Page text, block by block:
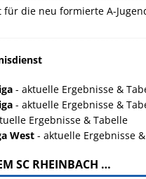
für die neu formierte A-
- aktuelle Ergebnisse &
- aktuelle Ergebnisse &
Ergebnisse & Tabelle
West - aktuelle Ergebnisse
SC RHEINBACH …